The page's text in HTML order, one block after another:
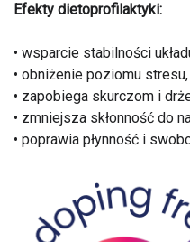
Efekty dietoprofilaktyki:
• wsparcie stabilności
• obniżenie poziomu
• zapobiega skurczom i
• zmniejsza skłonność do
• poprawia płynność i